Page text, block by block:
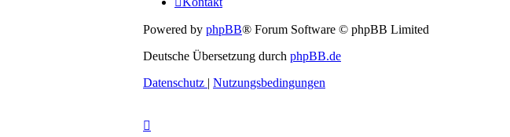
Powered by phpBB® Forum Software © phpBB Limited
Deutsche Übersetzung durch phpBB.de
Datenschutz | Nutzungsbedingungen